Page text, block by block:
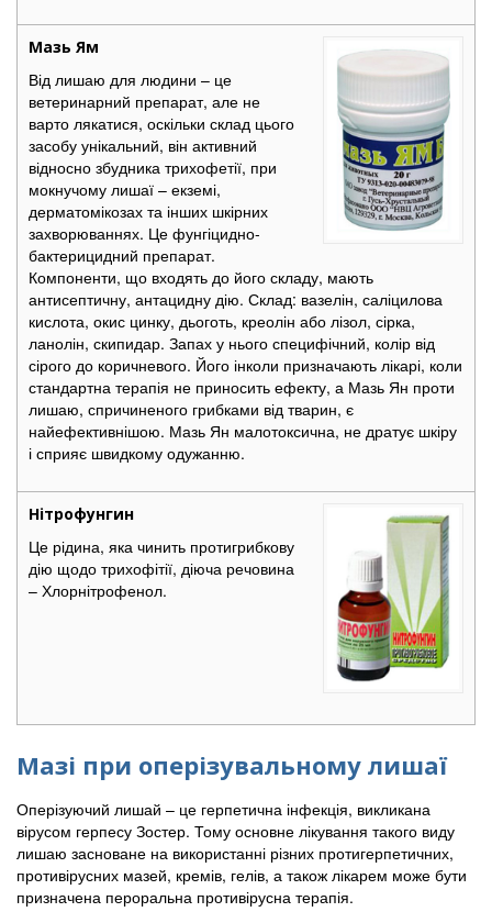
Мазь Ям
Від лишаю для людини – це
ветеринарний препарат, але не
варто лякатися, оскільки склад цього
засобу унікальний, він активний
відносно збудника трихофетії, при
мокнучому лишаї – екземі,
дерматомікозах та інших шкірних
захворюваннях. Це фунгіцидно-
бактерицидний препарат.
Компоненти, що входять до його складу, мають
антисептичну, антацидну дію. Склад: вазелін, саліцилова
кислота, окис цинку, дьоготь, креолін або лізол, сірка,
ланолін, скипидар. Запах у нього специфічний, колір від
сірого до коричневого. Його інколи призначають лікарі, коли
стандартна терапія не приносить ефекту, а Мазь Ян проти
лишаю, спричиненого грибками від тварин, є
найефективнішою. Мазь Ян малотоксична, не дратує шкіру
і сприяє швидкому одужанню.
Нітрофунгин
Це рідина, яка чинить протигрибкову
дію щодо трихофітії, діюча речовина
– Хлорнітрофенол.
Мазі при оперізувальному лишаї
Оперізуючий лишай – це герпетична інфекція, викликана
вірусом герпесу Зостер. Тому основне лікування такого виду
лишаю засноване на використанні різних протигерпетичних,
противірусних мазей, кремів, гелів, а також лікарем може бути
призначена пероральна противірусна терапія.